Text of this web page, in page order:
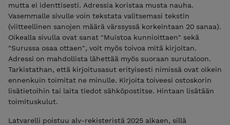
mutta ei identtisesti. Adressia koristaa musta nauha.
Vasemmalle sivulle voin tekstata valitsemasi tekstin
(viitteellinen sanojen määrä värssyssä korkeintaan 20 sanaa).
Oikealla sivulla ovat sanat "Muistoa kunnioittaen" sekä
"Surussa osaa ottaen", voit myös toivoa mitä kirjoitan.
Adressi on mahdollista lähettää myös suoraan surutaloon.
Tarkistathan, että kirjoitusasut erityisesti nimissä ovat oikein
ennenkuin toimitat ne minulle. Kirjoita toiveesi ostoskorin
lisätietoihin tai laita tiedot sähköpostitse. Hintaan lisätään
toimituskulut.
Latvarelli poistuu alv-rekisteristä 2025 alkaen, sillä